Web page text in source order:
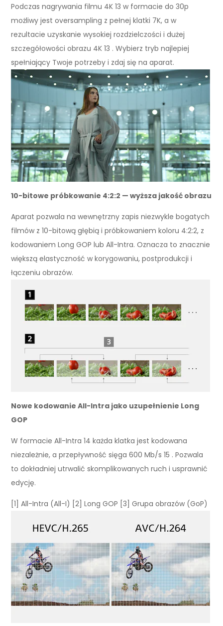
Podczas nagrywania filmu 4K 13 w formacie do 30p
możliwy jest oversampling z pełnej klatki 7K, a w
rezultacie uzyskanie wysokiej rozdzielczości i dużej
szczegółowości obrazu 4K 13 . Wybierz tryb najlepiej
spełniający Twoje potrzeby i zdaj się na aparat.
10-bitowe próbkowanie 4:2:2 — wyższa jakość obrazu
Aparat pozwala na wewnętrzny zapis niezwykle bogatych
filmów z 10-bitową głębią i próbkowaniem koloru 4:2:2, z
kodowaniem Long GOP lub All-Intra. Oznacza to znacznie
większą elastyczność w korygowaniu, postprodukcji i
łączeniu obrazów.
Nowe kodowanie All-Intra jako uzupełnienie Long
GOP
W formacie All-Intra 14 każda klatka jest kodowana
niezależnie, a przepływność sięga 600 Mb/s 15 . Pozwala
to dokładniej utrwalić skomplikowanych ruch i usprawnić
edycję.
[1] All-Intra (All-I) [2] Long GOP [3] Grupa obrazów (GoP)